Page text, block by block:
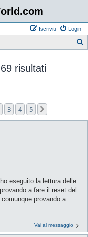
Login
Iscriviti
risultati
3 4 5
eseguito la lettura delle
a fare il reset del
provando a
Vai al messaggio